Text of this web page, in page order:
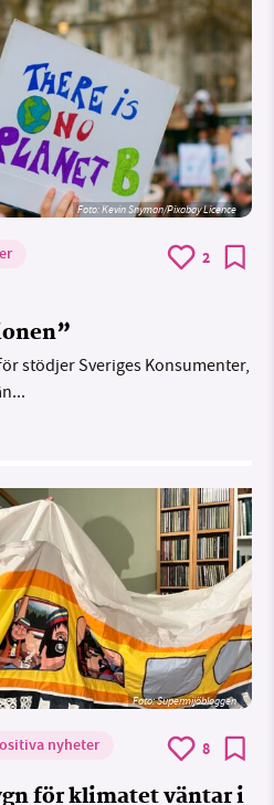
Foto:Kevin Snyman/Pixabay Licence
2
stödjer Sveriges Konsumenter,
Foto: Supermijöbloggen
nyheter 8
för klimatet väntar i